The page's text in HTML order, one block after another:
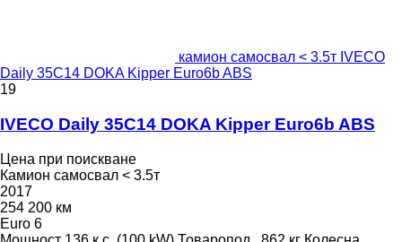
камион самосвал < 3.5т IVECO
Daily 35C14 DOKA Kipper Euro6b ABS
19
IVECO Daily 35C14 DOKA Kipper Euro6b ABS
Цена при поискване
Камион самосвал < 3.5т
2017
254 200 км
Euro 6